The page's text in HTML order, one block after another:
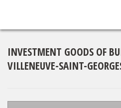
Home
For sale
INVESTMENT GOODS OF
VILLENEUVE-SAINT-